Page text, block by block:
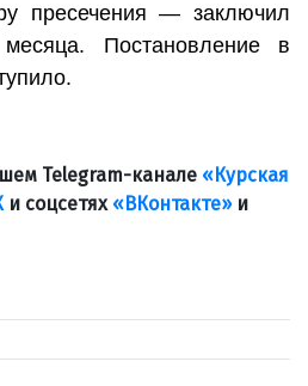
пресечения — заключил
Постановление в
Telegram-канале «Курская
и соцсетях «ВКонтакте»и